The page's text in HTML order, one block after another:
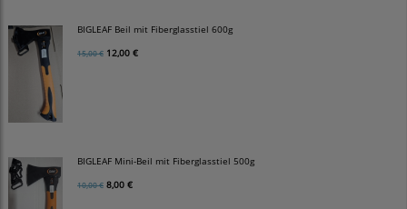
BIGLEAF Beil mit Fiberglasstiel 600g
15,00 € 12,00 €
BIGLEAF Mini-Beil mit Fiberglasstiel 500g
10,00 € 8,00 €